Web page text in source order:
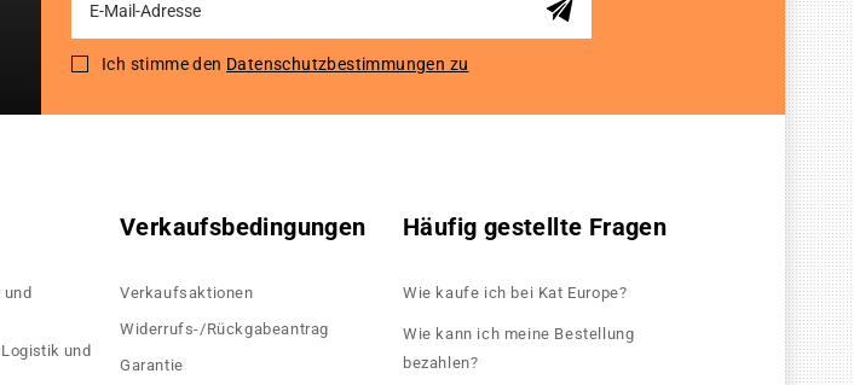
for
Newsletter:
Ich stimme den Datenschutzbestimmungen zu
und
und
Verkaufsbedingungen
Verkaufsaktionen
Widerrufs-/Rückgabeantrag
Garantie
Häufig gestellte Fragen
Wie kaufe ich bei Kat Europe?
Wie kann ich meine Bestellung
bezahlen?